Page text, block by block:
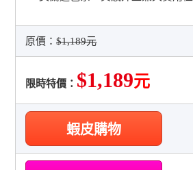
原價：$1,189元
限時特價： $1,189元
蝦皮購物